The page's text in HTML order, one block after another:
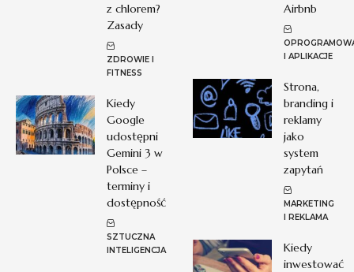
z chlorem?
Zasady
ZDROWIE I
FITNESS
Kiedy
Google
udostępni
Gemini 3 w
Polsce –
terminy i
dostępność
SZTUCZNA
INTELIGENCJA
Airbnb
I APLIKACJE
Strona,
branding i
reklamy
jako
system
zapytań
MARKETING
I REKLAMA
Kiedy
inwestować